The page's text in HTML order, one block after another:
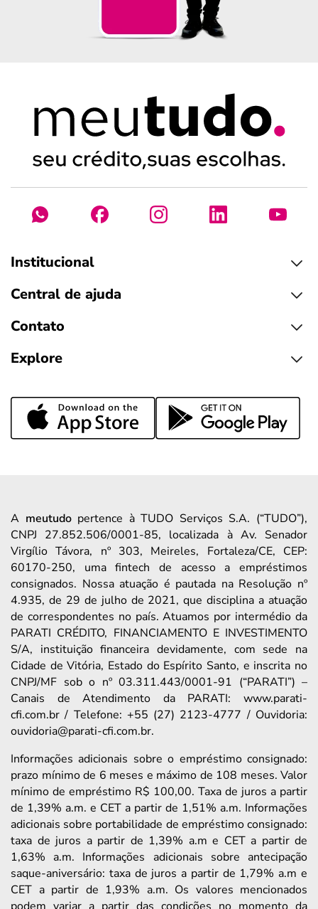
Institucional
Central de ajuda
Contato
Explore
A meutudopertence à TUDO Serviços S.A. (“TUDO”),
CNPJ 27.852.506/0001-85, localizada à Av. Senador
Virgílio Távora, nº 303, Meireles, Fortaleza/CE, CEP:
60170-250, uma fintech de acesso a empréstimos
consignados. Nossa atuação é pautada na Resolução nº
4.935, de 29 de julho de 2021, que disciplina a atuação
de correspondentes no país. Atuamos por intermédio da
PARATI CRÉDITO, FINANCIAMENTO E INVESTIMENTO
S/A, instituição financeira devidamente, com sede na
Cidade de Vitória, Estado do Espírito Santo, e inscrita no
CNPJ/MF sob o nº 03.311.443/0001-91 (“PARATI”) –
Canais de Atendimento da PARATI: www.parati-
cfi.com.br / Telefone: +55 (27) 2123-4777 / Ouvidoria:
ouvidoria@parati-cfi.com.br.
Informações adicionais sobre o empréstimo consignado:
prazo mínimo de 6 meses e máximo de 108 meses. Valor
mínimo de empréstimo R$ 100,00. Taxa de juros a partir
de 1,39% a.m. e CET a partir de 1,51% a.m. Informações
adicionais sobre portabilidade de empréstimo consignado:
taxa de juros a partir de 1,39% a.m e CET a partir de
1,63% a.m. Informações adicionais sobre antecipação
saque-aniversário: taxa de juros a partir de 1,79% a.m e
CET a partir de 1,93% a.m. Os valores mencionados